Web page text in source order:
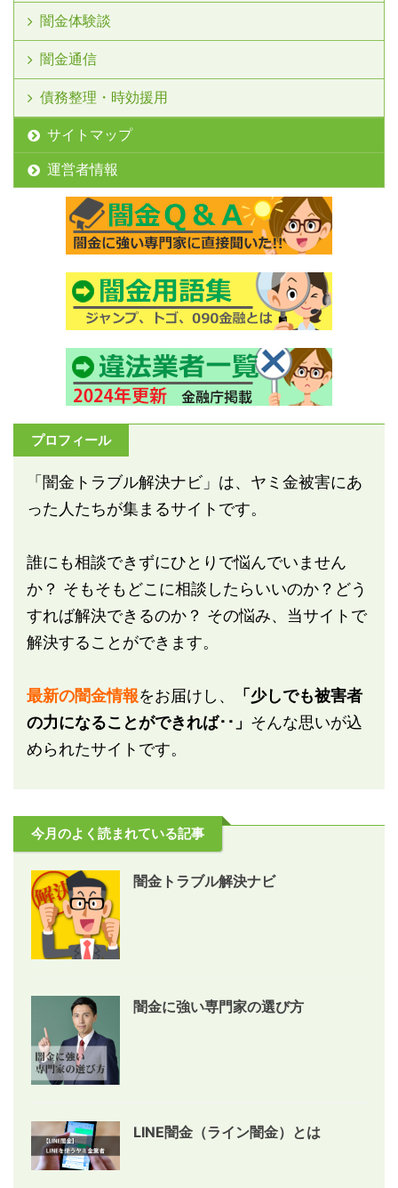
闇金体験談
闇金通信
債務整理・時効援用
サイトマップ
運営者情報
プロフィール
「闇金トラブル解決ナビ」は、ヤミ金被害にあ
った人たちが集まるサイトです。
誰にも相談できずにひとりで悩んでいません
か？ そもそもどこに相談したらいいのか？どう
すれば解決できるのか？ その悩み、当サイトで
解決することができます。
最新の闇金情報をお届けし、
「少しでも被害者
の力になることができれば･･」 そんな思いが込
められたサイトです。
今月のよく読まれている記事
闇金トラブル解決ナビ
闇金に強い専門家の選び方
LINE闇金（ライン闇金）とは